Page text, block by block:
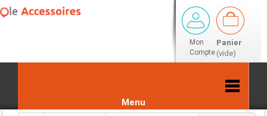
Mon
Compte
Panier
(vide)
Menu